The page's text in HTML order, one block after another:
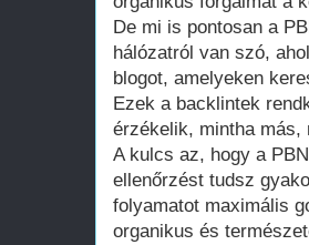
De mi is pontosan a
hálózatról van szó,
blogot, amelyeken
Ezek a backlintek
érzékelik, mintha más,
A kulcs az, hogy a
ellenőrzést tudsz
folyamatot maximális
organikus és